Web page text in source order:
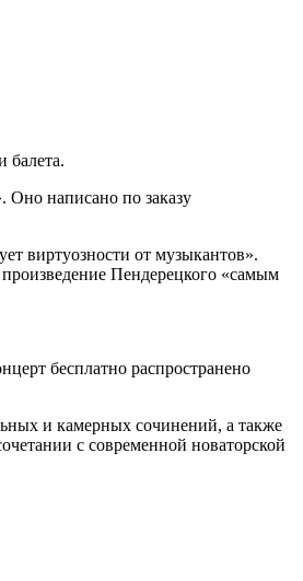
балета.
Оно написано по заказу
виртуозности от музыкантов».
Пендерецкого «самым
бесплатно распространено
и камерных сочинений, а также
с современной новаторской